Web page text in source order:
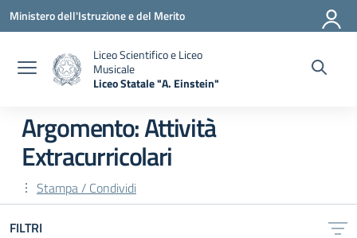
Vai ai contenuti
Vai al menu di navigazione
Vai al footer
Ministero dell'Istruzione e del Merito
Liceo Scientifico e Liceo
Musicale
Liceo Statale "A. Einstein"
Argomento: Attività
Extracurricolari
Stampa / Condividi
FILTRI